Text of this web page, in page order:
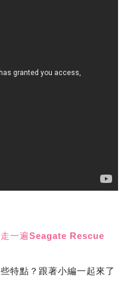
一遍Seagate Rescue
特點？跟著小編一起來了